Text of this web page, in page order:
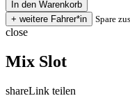
Spare
close
Mix Slot
shareLink teilen